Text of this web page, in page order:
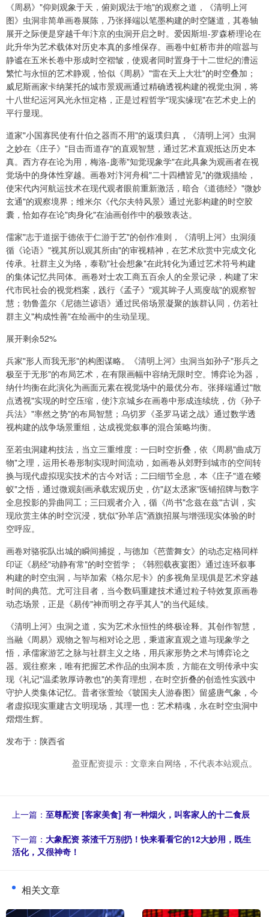
《周易》"仰则观象于天，俯则观法于地"的观察之道，《清明上河
图》虫洞非简单画卷展陈，乃张择端以笔墨构建的时空隧道，其卷轴
展开之际便是穿越千年汴京的虫洞开启之时。爱因斯坦-罗森桥理论在
此升华为艺术载体对历史本真的多维保存。画卷中虹桥市井的喧嚣与
静谧在五米长卷中形成时空褶皱，使观者同时置身于十二世纪的漕运
繁忙与永恒的艺术静观，恰似《周易》"雷在天上大壮"的时空叠加；
威尼斯画家卡纳莱托的城市景观画通过精确透视构建的视觉虫洞，将
十八世纪运河风光永恒定格，正是过程哲学"现实缘现"在艺术史上的
平行显现。
道家"小国寡民使有什伯之器而不用"的返璞归真，《清明上河》虫洞
之妙在《庄子》"目击而道存"的直观智慧，通过艺术直观抵达历史本
真。西方存在论为用，梅洛-庞蒂"知觉现象学"在此具象为观画者在视
觉场中的身体性穿越。画卷对汴河舟楫"二十四槽皆见"的微观描绘，
使宋代内河航运技术在现代观者眼前重新激活，暗合《道德经》"微妙
玄通"的观察境界；维米尔《代尔夫特风景》通过光影构建的时空胶
囊，恰如存在论"肉身化"在油画创作中的极致表达。
儒家"志于道据于德依于仁游于艺"的创作准则，《清明上河》虫洞须
循《论语》"视其所以观其所由"的审视精神，在艺术欣赏中完成文化
传承。社群主义为络，泰勒"社会想象"在此转化为通过艺术符号构建
的集体记忆共同体。画卷对士农工商五百余人的全景记录，构建了宋
代市民社会的视觉档案，践行《孟子》"观其眸子人焉廋哉"的观察智
慧；勃鲁盖尔《尼德兰谚语》通过民俗场景凝聚的族群认同，仿若社
群主义"构成性善"在绘画中的生动呈现。
展开剩余52%
兵家"形人而我无形"的构图谋略。《清明上河》虫洞当如孙子"形兵之
极至于无形"的布局艺术，在有限画幅中容纳无限时空。博弈论为器，
纳什均衡在此演化为画面元素在视觉场中的最优分布。张择端通过"散
点透视"实现的时空压缩，使汴京城乡在画卷中形成连续统，仿《孙子
兵法》"率然之势"的布局智慧；乌切罗《圣罗马诺之战》通过数学透
视构建的战争场景重组，达成视觉叙事的混合策略均衡。
至若虫洞建构技法，当立三重维度：一曰时空折叠，依《周易"曲成万
物"之理，运用长卷形制实现时间流动，如画卷从郊野到城市的空间转
换与现代虚拟现实技术的古今对话；二曰细节全息，本《庄子"道在蝼
蚁"之悟，通过微观刻画承载宏观历史，仿"赵太丞家"医铺招牌与数字
全息投影的异曲同工；三曰观者介入，循《尚书"念兹在兹"古训，实
现欣赏主体的时空沉浸，犹似"孙羊店"酒旗招展与增强现实体验的时
空呼应。
画卷对骆驼队出城的瞬间捕捉，与德加《芭蕾舞女》的动态定格同样
印证《易经"动静有常"的时空哲学；《韩熙载夜宴图》通过连环叙事
构建的时空虫洞，与毕加索《格尔尼卡》的多视角呈现俱是艺术穿越
时间的典范。尤可注目者，当今数码重建技术通过粒子特效复原画卷
动态场景，正是《易传"神而明之存乎其人"的当代延续。
《清明上河》虫洞之道，实为艺术永恒性的终极诠释。其创作智慧，
当融《周易》观物之智与相对论之思，秉道家直观之道与现象学之
悟，承儒家游艺之脉与社群主义之络，用兵家形势之术与博弈论之
器。观往察来，唯有把握艺术作品的虫洞本质，方能在文明传承中实
现《礼记"温柔敦厚诗教也"的美育理想，在时空折叠的创造性实践中
守护人类集体记忆。昔者张萱绘《虢国夫人游春图》留盛唐气象，今
者虚拟现实重建古文明现场，其理一也：艺术精魂，永在时空虫洞中
熠熠生辉。
发布于：陕西省
盈亚配资提示：文章来自网络，不代表本站观点。
上一篇： 至尊配资 [客家美食] 有一种烟火，叫客家人的十二食辰
下一篇： 大象配资 茶渣千万别扔！快来看看它的12大妙用，既生
活化，又很神奇！
相关文章